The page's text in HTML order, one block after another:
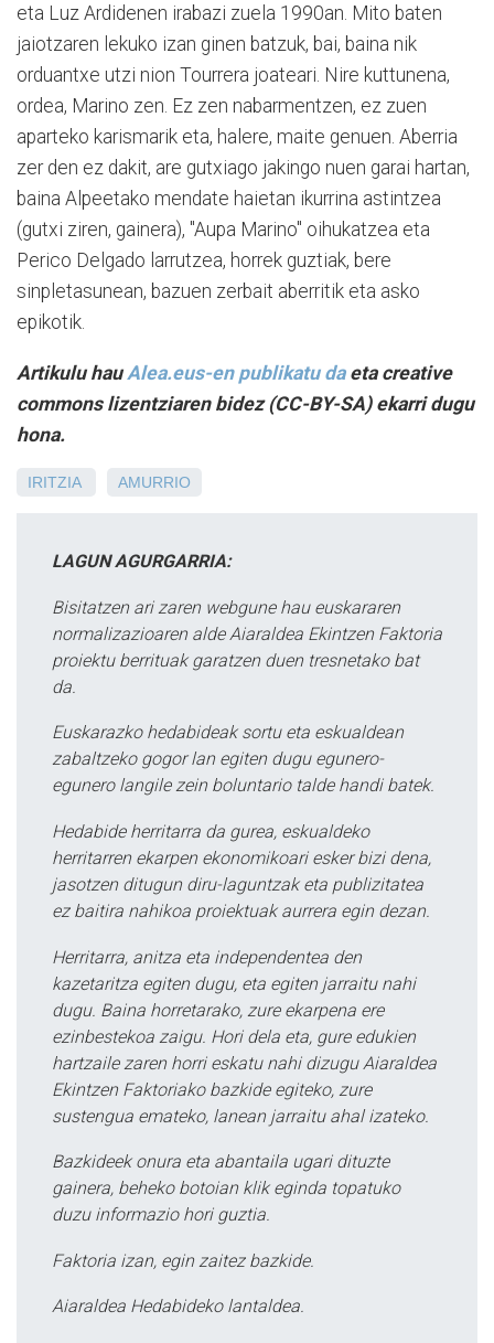
eta Luz Ardidenen irabazi zuela 1990an. Mito baten
jaiotzaren lekuko izan ginen batzuk, bai, baina nik
orduantxe utzi nion Tourrera joateari. Nire kuttunena,
ordea, Marino zen. Ez zen nabarmentzen, ez zuen
aparteko karismarik eta, halere, maite genuen. Aberria
zer den ez dakit, are gutxiago jakingo nuen garai hartan,
baina Alpeetako mendate haietan ikurrina astintzea
(gutxi ziren, gainera), "Aupa Marino" oihukatzea eta
Perico Delgado larrutzea, horrek guztiak, bere
sinpletasunean, bazuen zerbait aberritik eta asko
epikotik.
Artikulu hau Alea.eus-en publikatu da eta creative
commons lizentziaren bidez (CC-BY-SA) ekarri dugu
hona.
IRITZIA AMURRIO
LAGUN AGURGARRIA:
Bisitatzen ari zaren webgune hau euskararen
normalizazioaren alde Aiaraldea Ekintzen Faktoria
proiektu berrituak garatzen duen tresnetako bat
da.
Euskarazko hedabideak sortu eta eskualdean
zabaltzeko gogor lan egiten dugu egunero-
egunero langile zein boluntario talde handi batek.
Hedabide herritarra da gurea, eskualdeko
herritarren ekarpen ekonomikoari esker bizi dena,
jasotzen ditugun diru-laguntzak eta publizitatea
ez baitira nahikoa proiektuak aurrera egin dezan.
Herritarra, anitza eta independentea den
kazetaritza egiten dugu, eta egiten jarraitu nahi
dugu. Baina horretarako, zure ekarpena ere
ezinbestekoa zaigu. Hori dela eta, gure edukien
hartzaile zaren horri eskatu nahi dizugu Aiaraldea
Ekintzen Faktoriako bazkide egiteko, zure
sustengua emateko, lanean jarraitu ahal izateko.
Bazkideek onura eta abantaila ugari dituzte
gainera, beheko botoian klik eginda topatuko
duzu informazio hori guztia.
Faktoria izan, egin zaitez bazkide.
Aiaraldea Hedabideko lantaldea.